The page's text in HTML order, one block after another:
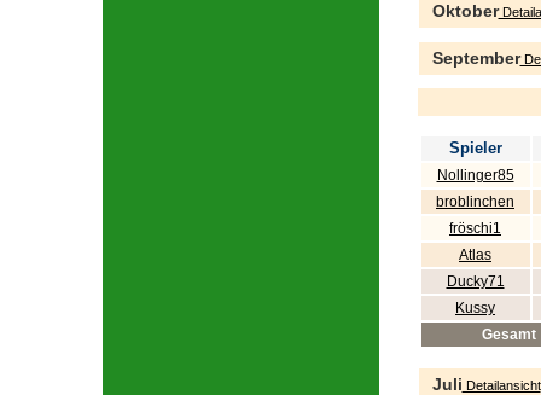
Oktober
September
Spieler
Nollinger85
broblinchen
fröschi1
Atlas
Ducky71
Kussy
Gesamt
Juli Detailansicht